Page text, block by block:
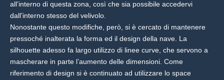
all’interno di questa zona, così che sia possibile accedervi
dall’interno stesso del velivolo.
Nonostante questo modifiche, però, si è cercato di mantenere
pressoché inalterata la forma ed il design della nave. La
silhouette adesso fa largo utilizzo di linee curve, che servono a
mascherare in parte l’aumento delle dimensioni. Come
riferimento di design si è continuato ad utilizzare lo space